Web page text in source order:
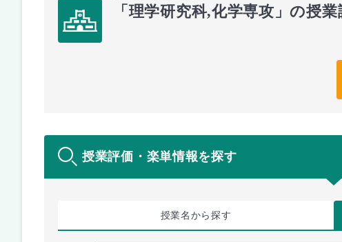
「理学研究科,化学専攻」の授
授業評価・楽単情報を探す
授業名から探す